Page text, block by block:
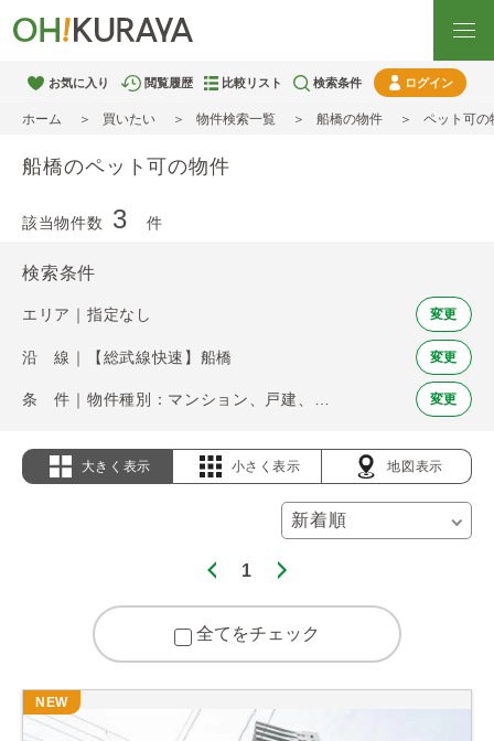
お気に入り 閲覧履歴 比較リスト 検索条件 ログイン
ホーム 買いたい 物件検索一覧 船橋の物件 ペット可の
船橋のペット可の物件
該当物件数 3 件
検索条件
エリア｜指定なし 変更
沿 線｜【総武線快速】船橋 変更
変更
大きく表示 小さく表示 地図表示
1
全てをチェック
NEW